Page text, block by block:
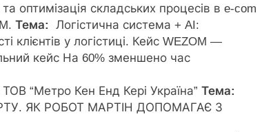
оптимізація складських процесів в e-com
Тема: Логістична система + AI:
клієнтів у логістиці. Кейс WEZOM —
кейс На 60% зменшено час
ТОВ “Метро Кен Енд Кері Україна” Тема:
ЯК РОБОТ МАРТІН ДОПОМАГАЄ З